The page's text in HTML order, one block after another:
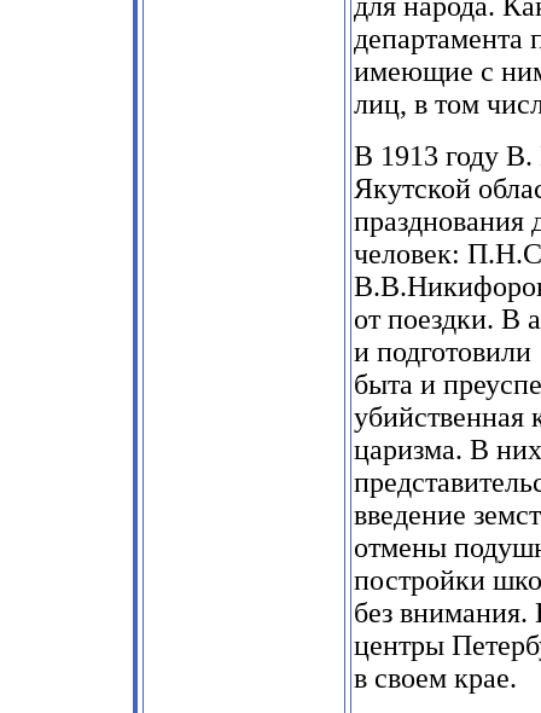
департамента
имеющие с
лиц, в том
В 1913 году
Якутской
празднования
человек:
от поездки. В
и подготовили
быта и
убийственная
царизма. В
введение
отмены
постройки
без
центры
в своем крае.